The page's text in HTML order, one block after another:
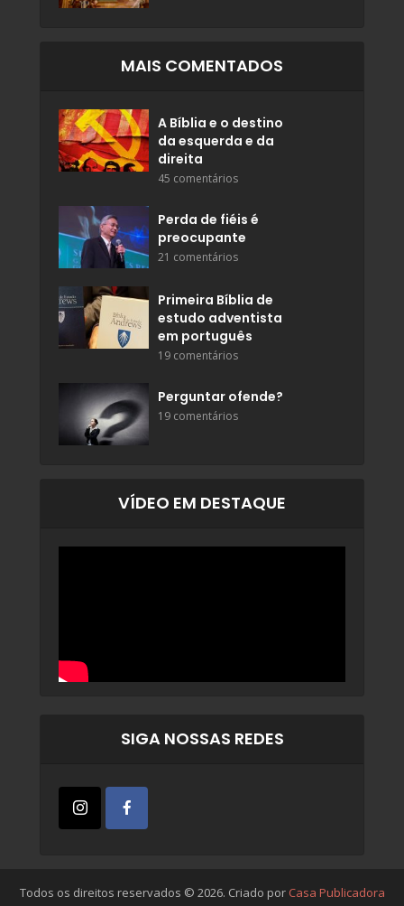
MAIS COMENTADOS
A Bíblia e o destino
da esquerda e da
direita
45 comentários
Perda de fiéis é
preocupante
21 comentários
Primeira Bíblia de
estudo adventista
em português
19 comentários
Perguntar ofende?
19 comentários
VÍDEO EM DESTAQUE
SIGA NOSSAS REDES
Todos os direitos reservados © 2026. Criado por Casa Publicadora